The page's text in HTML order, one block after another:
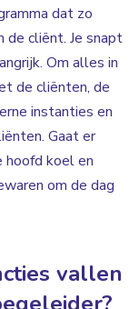
dat zo
de cliënt. Je snapt
Om alles in
de cliënten, de
instanties en
Gaat er
hoofd koel en
om de dag
vallen